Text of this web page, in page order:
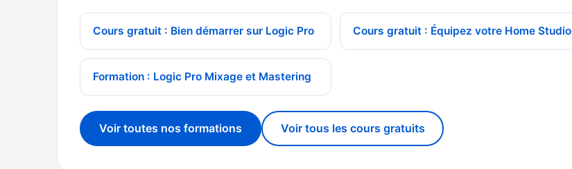
Cours gratuit : Bien démarrer sur Logic Pro Cours gratuit : Équipez votre Home Studio
Formation : Logic Pro Mixage et Mastering
Voir toutes nos formations Voir tous les cours gratuits